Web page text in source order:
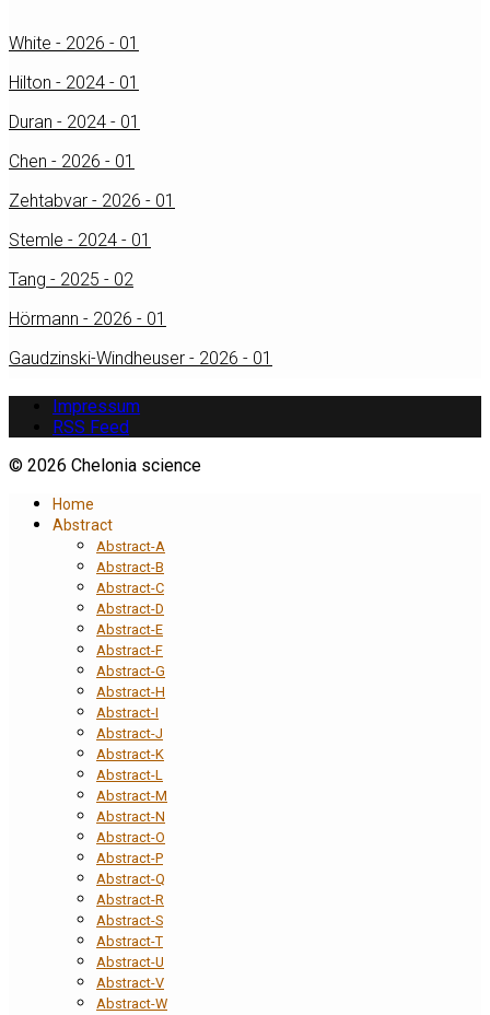
White - 2026 - 01
Hilton - 2024 - 01
Duran - 2024 - 01
Chen - 2026 - 01
Zehtabvar - 2026 - 01
Stemle - 2024 - 01
Tang - 2025 - 02
Hörmann - 2026 - 01
Gaudzinski-Windheuser - 2026 - 01
Impressum
RSS Feed
© 2026 Chelonia science
Home
Abstract
Abstract-A
Abstract-B
Abstract-C
Abstract-D
Abstract-E
Abstract-F
Abstract-G
Abstract-H
Abstract-I
Abstract-J
Abstract-K
Abstract-L
Abstract-M
Abstract-N
Abstract-O
Abstract-P
Abstract-Q
Abstract-R
Abstract-S
Abstract-T
Abstract-U
Abstract-V
Abstract-W